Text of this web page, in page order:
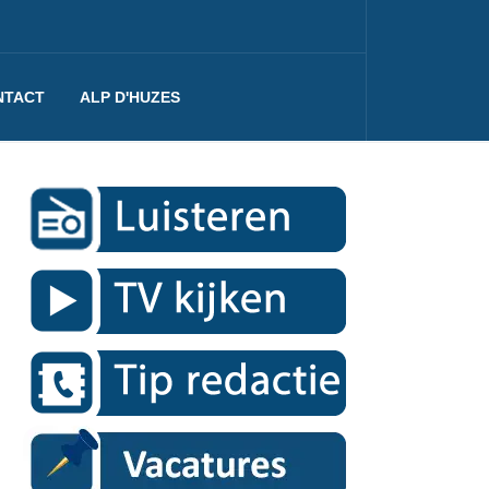
ALP D'HUZES